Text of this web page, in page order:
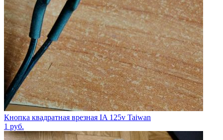
Кнопка квадратная врезная IA 125v Taiwan
1 руб.